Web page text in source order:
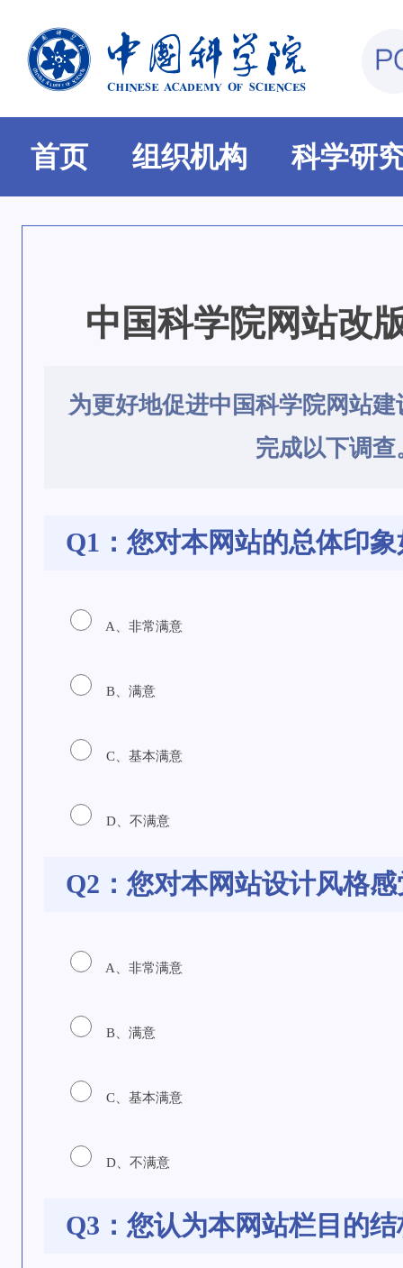
首页 组织机构 科学研
中国科学院网站改
为更好地促进中国科学院网站
完成以下调查
Q1：您对本网站的总体印
A、非常满意
B、满意
C、基本满意
D、不满意
Q2：您对本网站设计风格
A、非常满意
B、满意
C、基本满意
D、不满意
Q3：您认为本网站栏目的